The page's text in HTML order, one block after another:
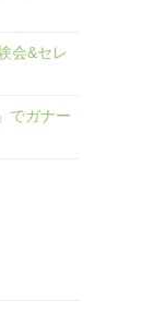
会&セレ
でガナー